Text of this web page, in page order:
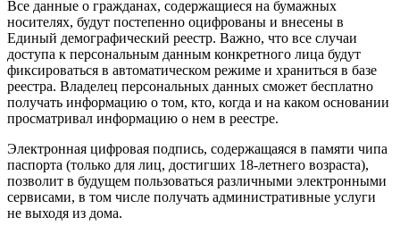
Все данные о гражданах, содержащиеся на бумажных
носителях, будут постепенно оцифрованы и внесены в
Единый демографический реестр. Важно, что все случаи
доступа к персональным данным конкретного лица будут
фиксироваться в автоматическом режиме и храниться в базе
реестра. Владелец персональных данных сможет бесплатно
получать информацию о том, кто, когда и на каком основании
просматривал информацию о нем в реестре.
Электронная цифровая подпись, содержащаяся в памяти чипа
паспорта (только для лиц, достигших 18-летнего возраста),
позволит в будущем пользоваться различными электронными
сервисами, в том числе получать административные услуги
не выходя из дома.